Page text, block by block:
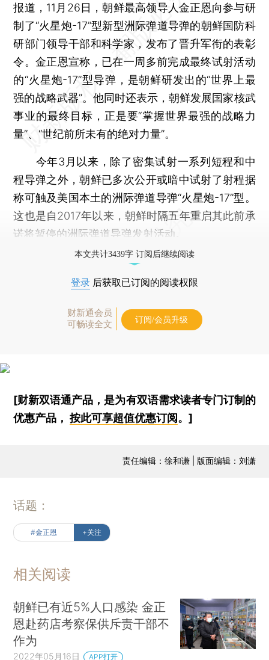
报道，11月26日，朝鲜最高领导人金正恩向参与研
制了“火星炮-17”型新型洲际弹道导弹的朝鲜国防科
研部门领导干部和科学家，发布了晋升军衔的表彰
令。金正恩宣称，已在一周多前完成最终试射活动
的“火星炮-17”型导弹，是朝鲜研发出的“世界上最
强的战略武器”。他同时还表示，朝鲜发展国家核武
事业的最终目标，正是要“掌握世界最强的战略力
量”、“世纪前所未有的绝对力量”。
今年3月以来，除了密集试射一系列短程和中
程导弹之外，朝鲜已多次公开或暗中试射了射程据
称可触及美国本土的洲际弹道导弹“火星炮-17”型。
这也是自2017年以来，朝鲜时隔五年重启其此前承
诺将暂停的洲际弹道导弹发射活动。
本文共计3439字 订阅后继续阅读
登录 后获取已订阅的阅读权限
财新通会员
可畅读全文
订阅/会员升级
[财新双语通产品，是为有双语需求读者专门订制的
优惠产品，按此可享超值优惠订阅。]
责任编辑：徐和谦 | 版面编辑：刘潇
话题：
#金正恩 +关注
相关阅读
朝鲜已有近5%人口感染 金正
恩赴药店考察保供斥责干部不
作为
2022年05月16日 APP打开